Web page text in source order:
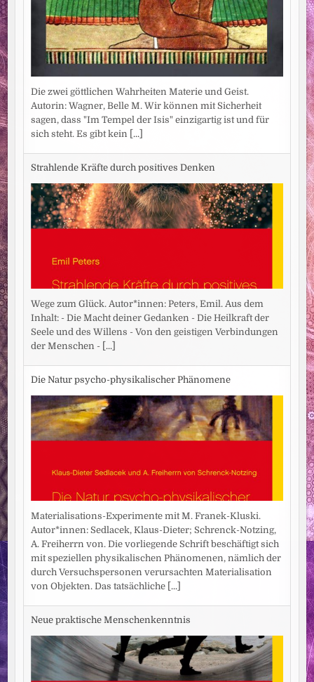
Die zwei göttlichen Wahrheiten Materie und Geist.
Autorin: Wagner, Belle M. Wir können mit Sicherheit
sagen, dass "Im Tempel der Isis" einzigartig ist und für
sich steht. Es gibt kein [...]
Strahlende Kräfte durch positives Denken
Wege zum Glück. Autor*innen: Peters, Emil. Aus dem
Inhalt: - Die Macht deiner Gedanken - Die Heilkraft der
Seele und des Willens - Von den geistigen Verbindungen
der Menschen - [...]
Die Natur psycho-physikalischer Phänomene
Materialisations-Experimente mit M. Franek-Kluski.
Autor*innen: Sedlacek, Klaus-Dieter; Schrenck-Notzing,
A. Freiherrn von. Die vorliegende Schrift beschäftigt sich
mit speziellen physikalischen Phänomenen, nämlich der
durch Versuchspersonen verursachten Materialisation
von Objekten. Das tatsächliche [...]
Neue praktische Menschenkenntnis